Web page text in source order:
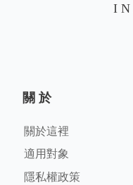
關於
關於這裡
適用對象
隱私權政策